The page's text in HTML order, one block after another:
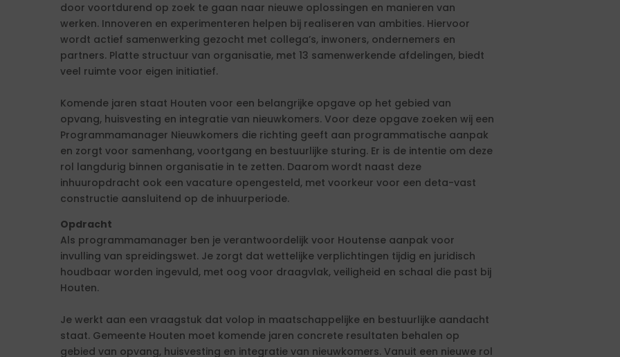
door voortdurend op zoek te gaan naar nieuwe oplossingen en manieren van
werken. Innoveren en experimenteren helpen bij realiseren van ambities. Hiervoor
wordt actief samenwerking gezocht met collega’s, inwoners, ondernemers en
partners. Platte structuur van organisatie, met 13 samenwerkende afdelingen, biedt
veel ruimte voor eigen initiatief.
Komende jaren staat Houten voor een belangrijke opgave op het gebied van
opvang, huisvesting en integratie van nieuwkomers. Voor deze opgave zoeken wij een
Programmamanager Nieuwkomers die richting geeft aan programmatische aanpak
en zorgt voor samenhang, voortgang en bestuurlijke sturing. Er is de intentie om deze
rol langdurig binnen organisatie in te zetten. Daarom wordt naast deze
inhuuropdracht ook een vacature opengesteld, met voorkeur voor een deta-vast
constructie aansluitend op de inhuurperiode.
Opdracht
Als programmamanager ben je verantwoordelijk voor Houtense aanpak voor
invulling van spreidingswet. Je zorgt dat wettelijke verplichtingen tijdig en juridisch
houdbaar worden ingevuld, met oog voor draagvlak, veiligheid en schaal die past bij
Houten.
Je werkt aan een vraagstuk dat volop in maatschappelijke en bestuurlijke aandacht
staat. Gemeente Houten moet komende jaren concrete resultaten behalen op
gebied van opvang, huisvesting en integratie van nieuwkomers. Vanuit een nieuwe rol